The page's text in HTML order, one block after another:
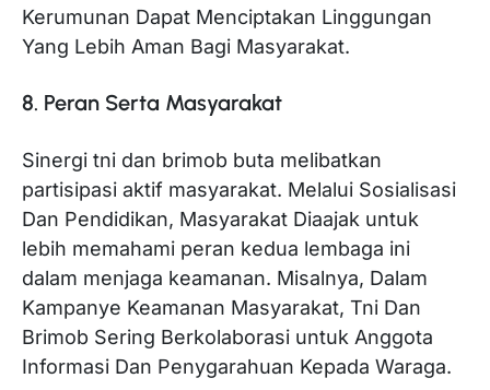
Kerumunan Dapat Menciptakan Linggungan
Yang Lebih Aman Bagi Masyarakat.
8. Peran Serta Masyarakat
Sinergi tni dan brimob buta melibatkan
partisipasi aktif masyarakat. Melalui Sosialisasi
Dan Pendidikan, Masyarakat Diaajak untuk
lebih memahami peran kedua lembaga ini
dalam menjaga keamanan. Misalnya, Dalam
Kampanye Keamanan Masyarakat, Tni Dan
Brimob Sering Berkolaborasi untuk Anggota
Informasi Dan Penygarahuan Kepada Waraga.